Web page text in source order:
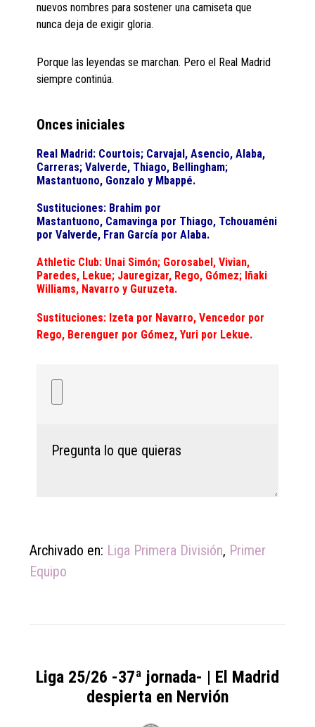
nuevos nombres para sostener una camiseta que
nunca deja de exigir gloria.
Porque las leyendas se marchan. Pero el Real Madrid
siempre continúa.
Onces iniciales
Real Madrid: Courtois; Carvajal, Asencio, Alaba,
Carreras; Valverde, Thiago, Bellingham;
Mastantuono, Gonzalo y Mbappé.
Sustituciones: Brahim por
Mastantuono, Camavinga por Thiago, Tchouaméni
por Valverde, Fran García por Alaba.
Athletic Club: Unai Simón; Gorosabel, Vivian,
Paredes, Lekue; Jauregizar, Rego, Gómez; Iñaki
Williams, Navarro y Guruzeta.
Sustituciones: Izeta por Navarro, Vencedor por
Rego, Berenguer por Gómez, Yuri por Lekue.
Archivado en: Liga Primera División, Primer
Equipo
Liga 25/26 -37ª jornada- | El Madrid
despierta en Nervión